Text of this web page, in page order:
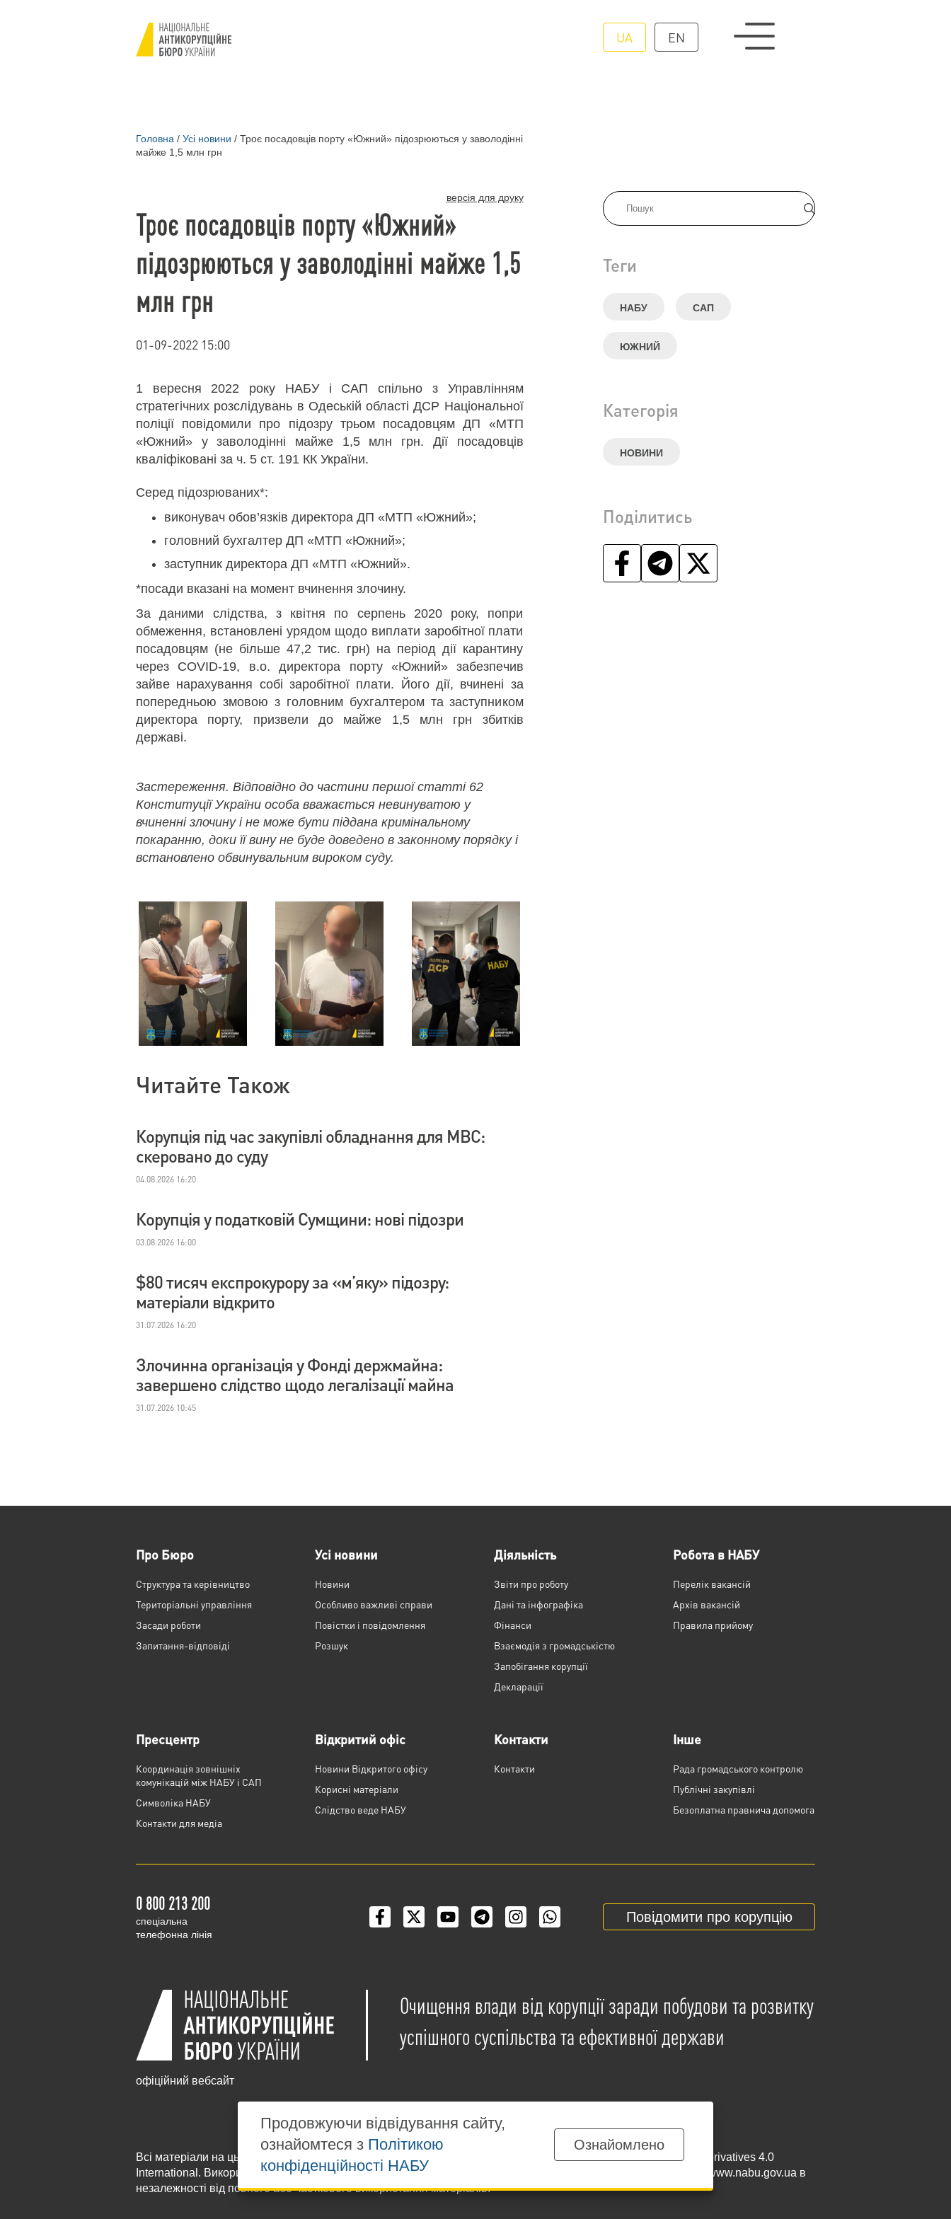
UA EN
Головна / Усі новини / Троє посадовців порту «Южний» підозрюються у заволодінні
майже 1,5 млн грн
Теги
НАБУ САП
ЮЖНИЙ
Категорія
НОВИНИ
Поділитись
версія для друку
Троє посадовців порту «Южний»
підозрюються у заволодінні майже 1,5
млн грн
01-09-2022 15:00
1 вересня 2022 року НАБУ і САП спільно з Управлінням
стратегічних розслідувань в Одеській області ДСР Національної
поліції повідомили про підозру трьом посадовцям ДП «МТП
«Южний» у заволодінні майже 1,5 млн грн. Дії посадовців
кваліфіковані за ч. 5 ст. 191 КК України.
Серед підозрюваних*:
виконувач обов’язків директора ДП «МТП «Южний»;
головний бухгалтер ДП «МТП «Южний»;
заступник директора ДП «МТП «Южний».
*посади вказані на момент вчинення злочину.
За даними слідства, з квітня по серпень 2020 року, попри
обмеження, встановлені урядом щодо виплати заробітної плати
посадовцям (не більше 47,2 тис. грн) на період дії карантину
через COVID-19, в.о. директора порту «Южний» забезпечив
зайве нарахування собі заробітної плати. Його дії, вчинені за
попередньою змовою з головним бухгалтером та заступником
директора порту, призвели до майже 1,5 млн грн збитків
державі.
Застереження. Відповідно до частини першої статті 62
Конституції України особа вважається невинуватою у
вчиненні злочину і не може бути піддана кримінальному
покаранню, доки її вину не буде доведено в законному порядку і
встановлено обвинувальним вироком суду.
Читайте Також
Корупція під час закупівлі обладнання для МВС:
скеровано до суду
04.08.2026 16:20
Корупція у податковій Сумщини: нові підозри
03.08.2026 16:00
$80 тисяч експрокурору за «м’яку» підозру:
матеріали відкрито
31.07.2026 16:20
Злочинна організація у Фонді держмайна:
завершено слідство щодо легалізації майна
31.07.2026 10:45
Про Бюро
Структура та керівництво
Територіальні управління
Засади роботи
Запитання-відповіді
Усі новини
Новини
Особливо важливі справи
Повістки і повідомлення
Розшук
Діяльність
Звіти про роботу
Дані та інфографіка
Фінанси
Взаємодія з громадськістю
Запобігання корупції
Декларації
Робота в НАБУ
Перелік вакансій
Архів вакансій
Правила прийому
Пресцентр
Координація зовнішніх
комунікацій між НАБУ і САП
Cимволіка НАБУ
Контакти для медіа
Відкритий офіс
Новини Відкритого офісу
Корисні матеріали
Слідство веде НАБУ
Контакти
Контакти
Інше
Рада громадського контролю
Публічні закупівлі
Безоплатна правнича допомога
0 800 213 200
cпеціальна
телефонна лінія
Повідомити про корупцію
офіційний вебсайт
Очищення влади від корупції заради побудови та розвитку
успішного суспільства та ефективної держави
Всі матеріали на цьому сайті розміщені на умовах ліцензії
Creative Commons Attribution-NonCommercial-NoDerivatives 4.0
International . Використання будь-яких матеріалів, розміщених на сайті, дозволяється за умови посилання на www.nabu.gov.ua в
незалежності від повного або часткового використання матеріалів.
Продовжуючи відвідування сайту,
ознайомтеся з Політикою
конфіденційності НАБУ
Ознайомлено